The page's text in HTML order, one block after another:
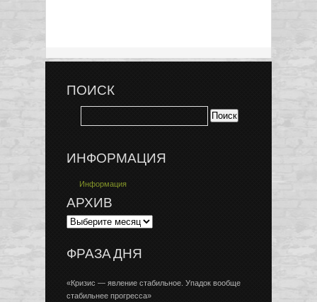
ПОИСК
ИНФОРМАЦИЯ
Информация
АРХИВ
ФРАЗА ДНЯ
«Кризис — явление стабильное. Упадок вообще
стабильнее прогресса»